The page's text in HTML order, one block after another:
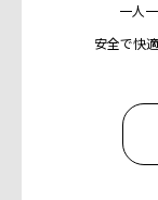
一人
安全で快